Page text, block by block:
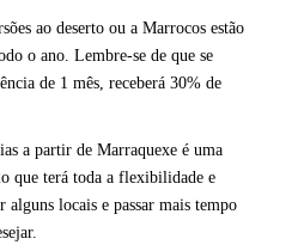
ao deserto ou a Marrocos estão
o ano. Lembre-se de que se
de 1 mês, receberá 30% de
a partir de Marraquexe é uma
que terá toda a flexibilidade e
alguns locais e passar mais tempo